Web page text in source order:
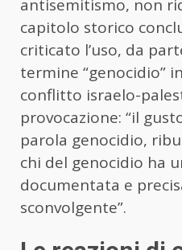
antisemitismo, non
capitolo storico
criticato l’uso, da
termine “genocidio”
conflitto israelo-
provocazione: “il
parola genocidio,
chi del genocidio ha
documentata e
sconvolgente”.